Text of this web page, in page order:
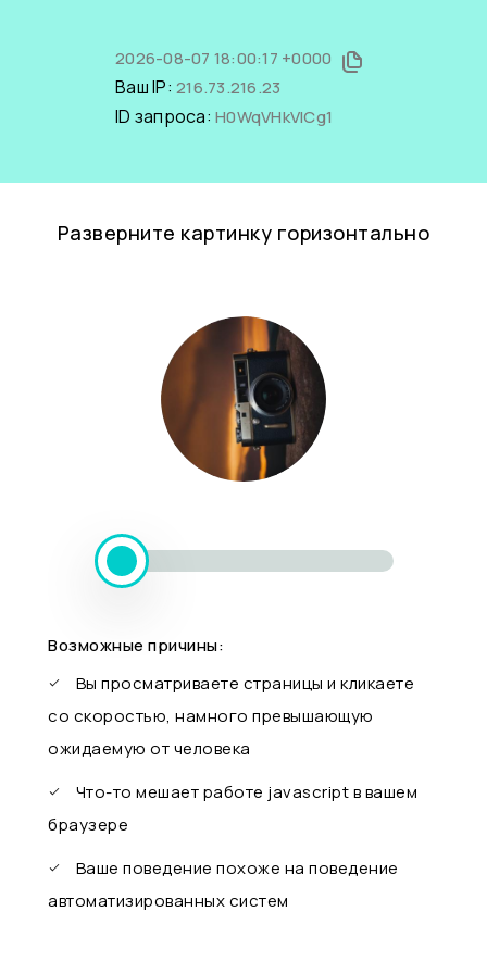
2026-08-07 18:00:17 +0000
Ваш IP: 216.73.216.23
ID запроса: H0WqVHkVICg1
Разверните картинку горизонтально
Возможные причины:
Вы просматриваете страницы и кликаете
со скоростью, намного превышающую
ожидаемую от человека
Что-то мешает работе javascript в вашем
браузере
Ваше поведение похоже на поведение
автоматизированных систем